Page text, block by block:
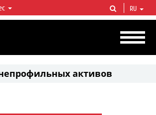
вертикально интегрированных
в мире, на долю которой приходится более 2%
и около 1% доказанных запасов углеводородов.
RU
активов